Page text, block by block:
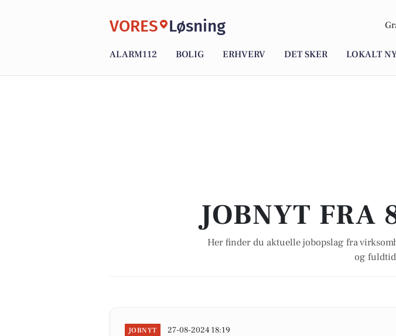
VORES Løsning
ALARM112 BOLIG ERHVERV DET SKER LOKALT
JOBNYT FRA
Her finder du aktuelle jobopslag fra
og
JOBNYT 27-08-2024 18:19